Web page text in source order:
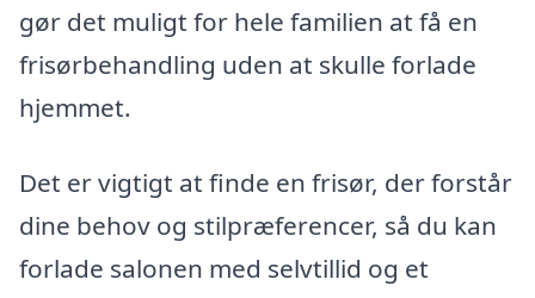
gør det muligt for hele familien at få en
frisørbehandling uden at skulle forlade
hjemmet.
Det er vigtigt at finde en frisør, der forstår
dine behov og stilpræferencer, så du kan
forlade salonen med selvtillid og et